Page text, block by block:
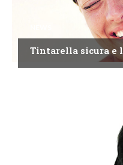
Tintarella sicura e